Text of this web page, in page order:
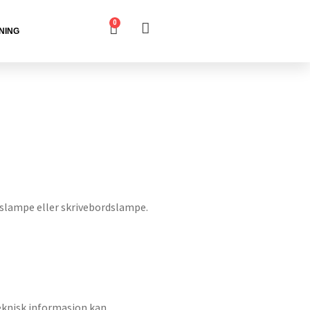
0
eller skrivebordslampe.